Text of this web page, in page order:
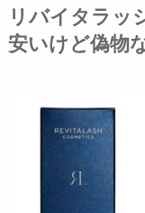
リバイタラッ
安いけど偽物